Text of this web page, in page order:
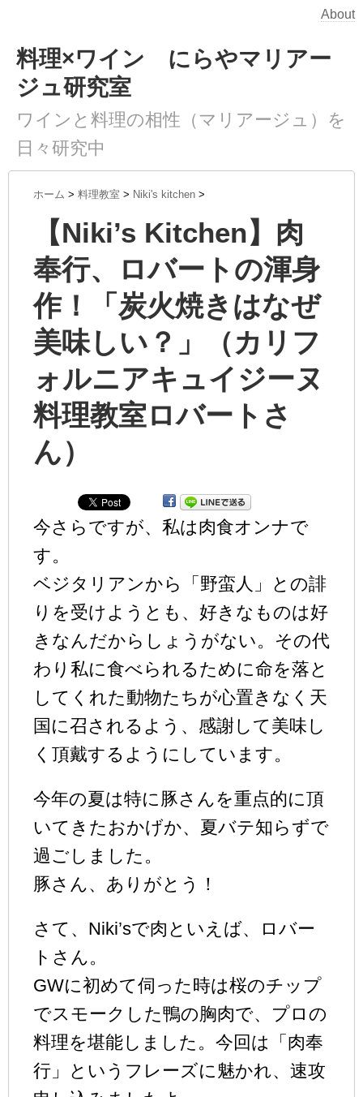
About
料理×ワイン にらやマリアー
ジュ研究室
ワインと料理の相性（マリアージュ）を
日々研究中
ホーム > 料理教室 > Niki's kitchen >
【Niki’s Kitchen】肉
奉行、ロバートの渾身
作！「炭火焼きはなぜ
美味しい？」（カリフ
ォルニアキュイジーヌ
料理教室ロバートさ
ん）
今さらですが、私は肉食オンナで
す。
ベジタリアンから「野蛮人」との誹
りを受けようとも、好きなものは好
きなんだからしょうがない。その代
わり私に食べられるために命を落と
してくれた動物たちが心置きなく天
国に召されるよう、感謝して美味し
く頂戴するようにしています。
今年の夏は特に豚さんを重点的に頂
いてきたおかげか、夏バテ知らずで
過ごしました。
豚さん、ありがとう！
さて、Niki’sで肉といえば、ロバー
トさん。
GWに初めて伺った時は桜のチップ
でスモークした鴨の胸肉で、プロの
料理を堪能しました。今回は「肉奉
行」というフレーズに魅かれ、速攻